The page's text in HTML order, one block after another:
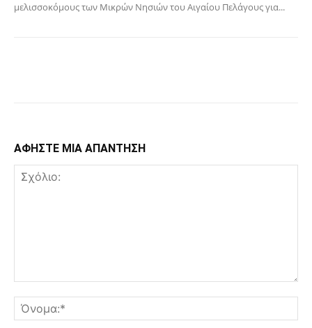
μελισσοκόμους των Μικρών Νησιών του Αιγαίου Πελάγους για...
ΑΦΗΣΤΕ ΜΙΑ ΑΠΑΝΤΗΣΗ